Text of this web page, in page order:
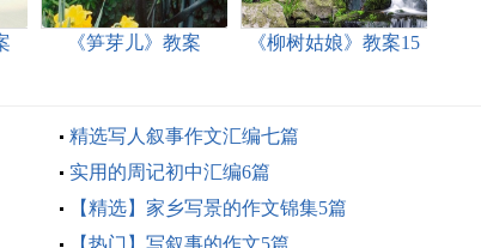
《笋芽儿》教案
《柳树姑娘》教案15
精选写人叙事作文汇编七篇
实用的周记初中汇编6篇
【精选】家乡写景的作文锦集5篇
【热门】写叙事的作文5篇